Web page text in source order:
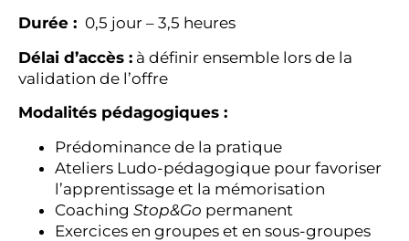
Durée : 0,5 jour – 3,5 heures
Délai d’accès : à définir ensemble lors de la
validation de l’offre
Modalités pédagogiques :
Prédominance de la pratique
Ateliers Ludo-pédagogique pour favoriser
l’apprentissage et la mémorisation
Coaching Stop&Go permanent
Exercices en groupes et en sous-groupes